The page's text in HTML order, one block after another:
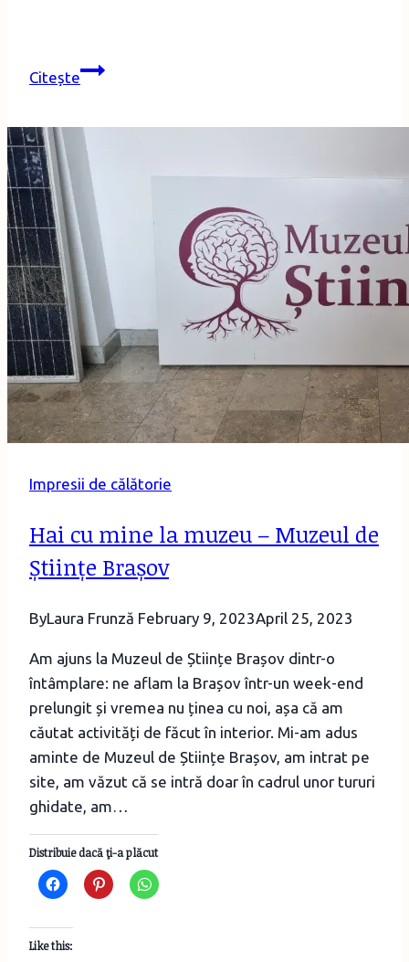
CiteșteHai
la
muzeu
Muzeul
de
Pânze
și
Povești
de
la
Mândra
Impresii de călătorie
Hai cu mine la muzeu – Muzeul de
Științe Brașov
ByLaura Frunză February 9, 2023April 25, 2023
Am ajuns la Muzeul de Științe Brașov dintr-o
întâmplare: ne aflam la Brașov într-un week-end
prelungit și vremea nu ținea cu noi, așa că am
căutat activități de făcut în interior. Mi-am adus
aminte de Muzeul de Științe Brașov, am intrat pe
site, am văzut că se intră doar în cadrul unor tururi
ghidate, am…
Distribuie dacă ţi-a plăcut
Like this: